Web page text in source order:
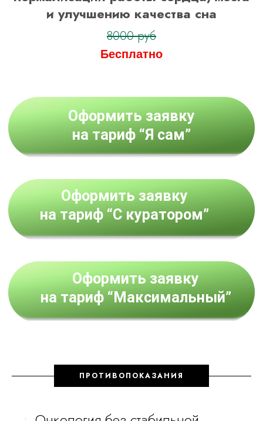
и улучшению качества сна
8000 руб
Бесплатно
ПРОТИВОПОКАЗАНИЯ